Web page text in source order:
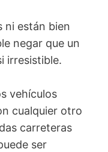
ni están bien
negar que un
irresistible.
vehículos
cualquier otro
carreteras
ser